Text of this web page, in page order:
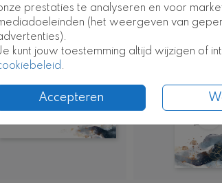
prestaties te analyseren en voor
(het weergeven van
kunt jouw toestemming altijd wijzigen of
.
Accepteren